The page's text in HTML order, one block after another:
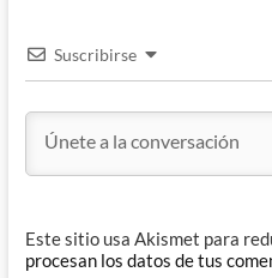
Suscribirse
Este sitio usa Akismet para
procesan los datos de tus